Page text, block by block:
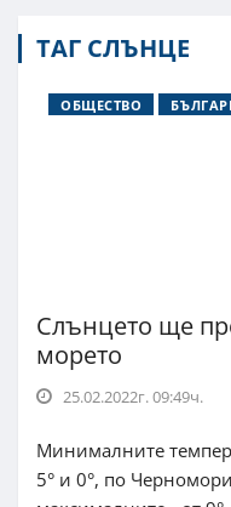
ТАГ СЛЪНЦЕ
ОБЩЕСТВО
Слънцето ще
морето
25.02.2022г. 09:49ч.
Минималните
5° и 0°, по